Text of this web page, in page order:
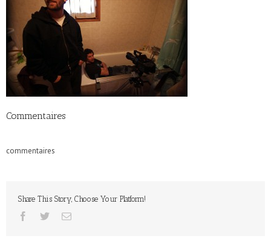
Commentaires
commentaires
Share This Story, Choose Your Platform!